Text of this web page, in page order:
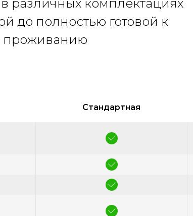
различных комплектациях
до полностью готовой к
проживанию
Стандартная